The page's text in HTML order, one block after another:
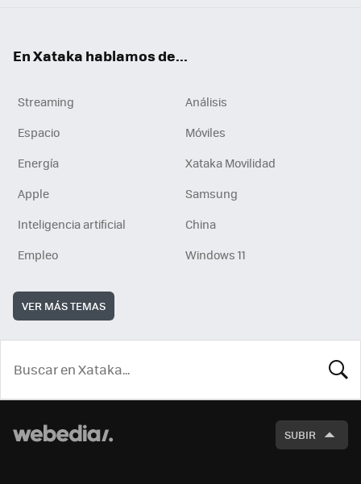
En Xataka hablamos de...
Streaming
Análisis
Espacio
Móviles
Energía
Xataka Movilidad
Apple
Samsung
Inteligencia artificial
China
Empleo
Windows 11
VER MÁS TEMAS
SUBIR